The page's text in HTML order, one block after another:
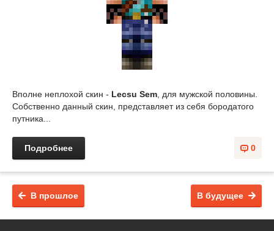
Вполне неплохой скин - Lecsu Sem , для мужской половины.
Собственно данный скин, представляет из себя бородатого
путника...
0
Подробнее
В будущее
В прошлое